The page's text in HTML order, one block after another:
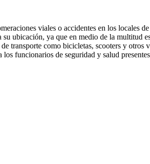
viales o accidentes en los locales
su ubicación, ya que en medio de la multitud
transporte como bicicletas, scooters y
funcionarios de seguridad y salud